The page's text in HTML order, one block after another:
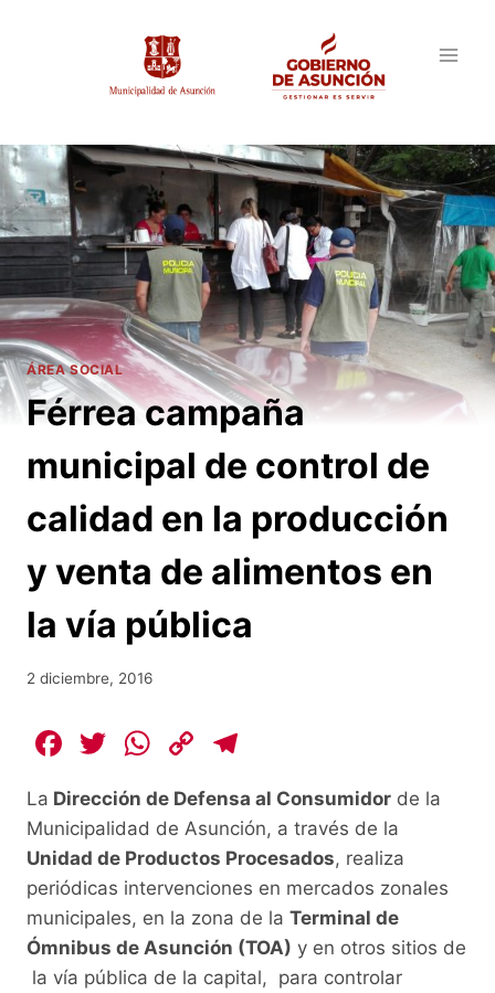
ÁREA SOCIAL
Férrea campaña
municipal de control de
calidad en la producción
y venta de alimentos en
la vía pública
2 diciembre, 2016
F
c
e
b
o
o
T
itt
er
W
at
s
A
p
p
C
p
y
Li
n
k
e
gr
a
m
La Dirección de Defensa al Consumidor de la
Municipalidad de Asunción, a través de la
Unidad de Productos Procesados, realiza
periódicas intervenciones en mercados zonales
municipales, en la zona de la Terminal de
Ómnibus de Asunción (TOA) y en otros sitios de
la vía pública de la capital, para controlar